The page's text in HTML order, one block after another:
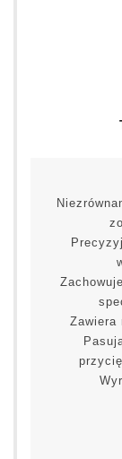
Zawiera